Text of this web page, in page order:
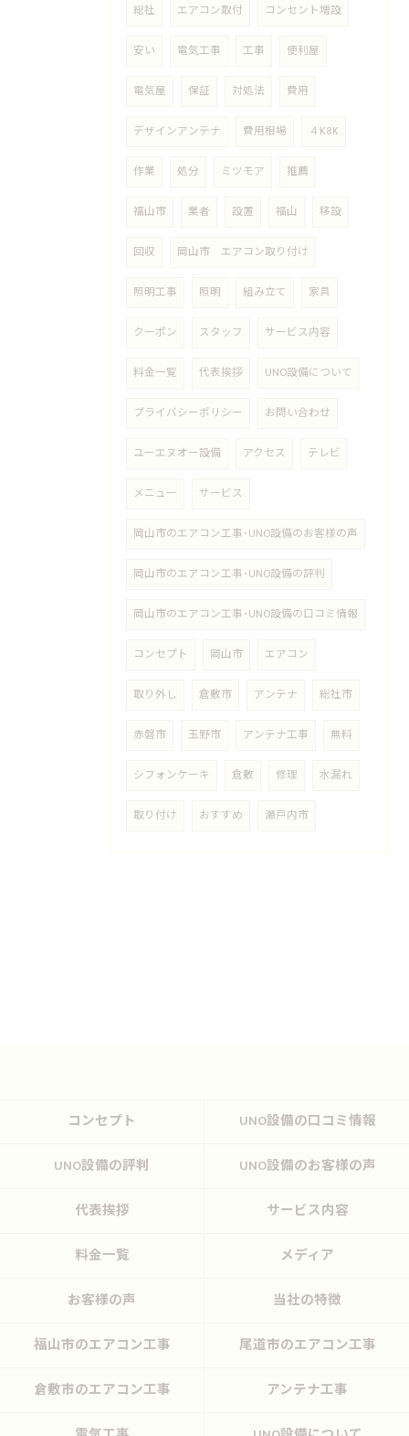
総社 エアコン取付 コンセント増設
安い 電気工事 工事 便利屋
電気屋 保証 対処法 費用
デザインアンテナ 費用相場 ４K8K
作業 処分 ミツモア 推薦
福山市 業者 設置 福山 移設
回収 岡山市 エアコン取り付け
照明工事 照明 組み立て 家具
クーポン スタッフ サービス内容
料金一覧 代表挨拶 UNO設備について
プライバシーポリシー お問い合わせ
ユーエヌオー設備 アクセス テレビ
メニュー サービス
岡山市のエアコン工事･UNO設備のお客様の声
岡山市のエアコン工事･UNO設備の評判
岡山市のエアコン工事･UNO設備の口コミ情報
コンセプト 岡山市 エアコン
取り外し 倉敷市 アンテナ 総社市
赤磐市 玉野市 アンテナ工事 無料
シフォンケーキ 倉敷 修理 水漏れ
取り付け おすすめ 瀬戸内市
コンセプト UNO設備の口コミ情報
UNO設備の評判 UNO設備のお客様の声
代表挨拶 サービス内容
料金一覧 メディア
お客様の声 当社の特徴
福山市のエアコン工事 尾道市のエアコン工事
倉敷市のエアコン工事 アンテナ工事